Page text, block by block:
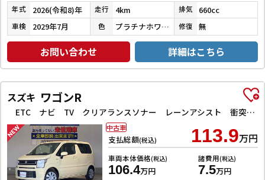
年式 2026(令和8)年 走行 4km 排気 660cc
車検 2029年7月 色 プラチナホワイトパール 修復 無
お問い合わせ 詳細はこちら
スズキ ワゴンR
ETC ナビ TV クリアランスソナー レーンアシスト 衝突被害軽減システム オートライト スマートキー アイドリングストップ 電動格納ミラー シートヒーター ベンチシート CVT ESC CD
支払総額(税込) 113.9万円
車両本体価格(税込)
106.4万円
諸費用(税込)
7.5万円
中古車